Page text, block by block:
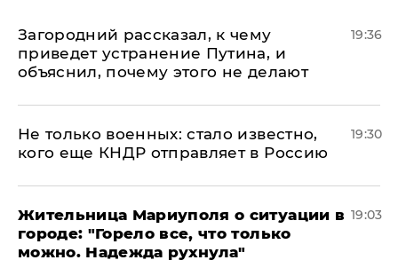
Загородний рассказал, к чему
приведет устранение Путина, и
объяснил, почему этого не делают
19:36
Не только военных: стало известно,
кого еще КНДР отправляет в Россию
19:30
Жительница Мариуполя о ситуации в
городе: "Горело все, что только
можно. Надежда рухнула"
19:03